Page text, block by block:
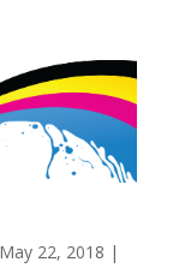
May 22, 2018 |